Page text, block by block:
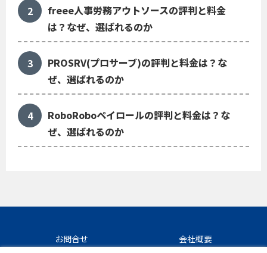
freee人事労務アウトソースの評判と料金
は？なぜ、選ばれるのか
PROSRV(プロサーブ)の評判と料金は？な
ぜ、選ばれるのか
RoboRoboペイロールの評判と料金は？な
ぜ、選ばれるのか
お問合せ 会社概要